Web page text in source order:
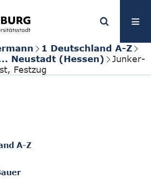
1 Deutschland A-Z
Neustadt (Hessen)
Junker-
Festzug
A-Z